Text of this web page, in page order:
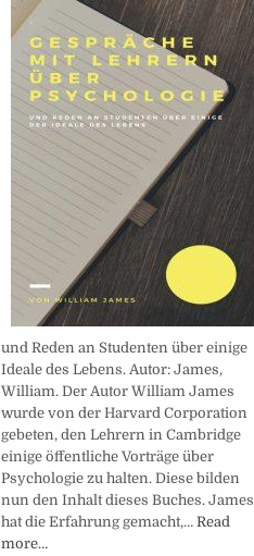
und Reden an Studenten über einige
Ideale des Lebens. Autor: James,
William. Der Autor William James
wurde von der Harvard Corporation
gebeten, den Lehrern in Cambridge
einige öffentliche Vorträge über
Psychologie zu halten. Diese bilden
nun den Inhalt dieses Buches. James
hat die Erfahrung gemacht,… Read
more…